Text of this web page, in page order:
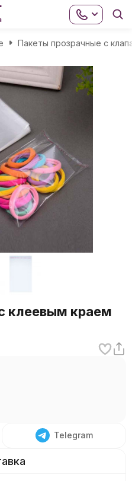
Пакеты прозрачные с
клеевым краем
Telegram